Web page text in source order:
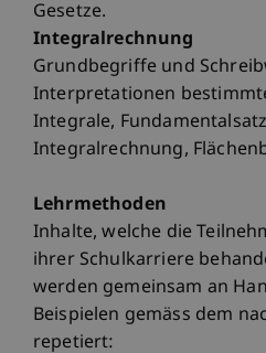
Gesetze.
Integralrechnung
Grundbegriffe und
Interpretationen
Integrale,
Integralrechnung,
Lehrmethoden
Inhalte, welche die
ihrer Schulkarriere
werden gemeinsam an
Beispielen gemäss dem
repetiert: